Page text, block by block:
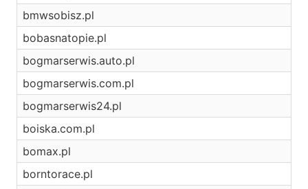
bmwsobisz.pl
bobasnatopie.pl
bogmarserwis.auto.pl
bogmarserwis.com.pl
bogmarserwis24.pl
boiska.com.pl
bomax.pl
borntorace.pl